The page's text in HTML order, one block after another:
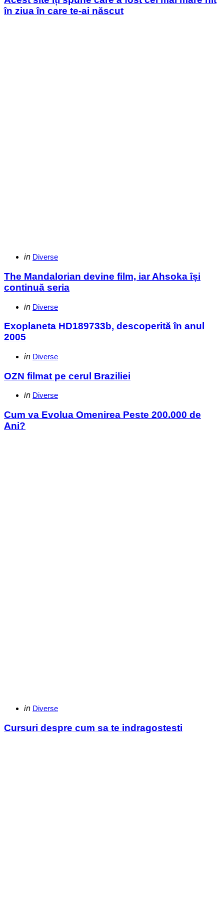
în ziua în care te-ai născut
Categories
Posted
in Diverse
The Mandalorian devine film, iar Ahsoka își
continuă seria
Categories
Posted
in Diverse
Exoplaneta HD189733b, descoperită în anul
2005
Categories
Posted
in Diverse
OZN filmat pe cerul Braziliei
Categories
Posted
in Diverse
Cum va Evolua Omenirea Peste 200.000 de
Ani?
Categories
Posted
in Diverse
Cursuri despre cum sa te indragostesti